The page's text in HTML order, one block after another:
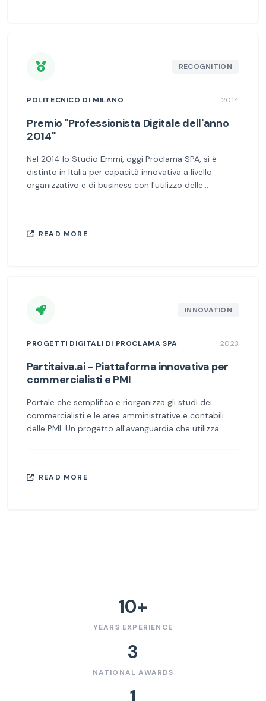
RECOGNITION
POLITECNICO DI MILANO 2014
Premio "Professionista Digitale dell'anno
2014"
Nel 2014 lo Studio Emmi, oggi Proclama SPA, si è
distinto in Italia per capacità innovativa a livello
organizzativo e di business con l'utilizzo delle
READ MORE
INNOVATION
PROGETTI DIGITALI DI PROCLAMA SPA 2023
Partitaiva.ai - Piattaforma innovativa per
commercialisti e PMI
Portale che semplifica e riorganizza gli studi dei
commercialisti e le aree amministrative e contabili
delle PMI. Un progetto all'avanguardia che utilizza
READ MORE
10+
YEARS EXPERIENCE
3
NATIONAL AWARDS